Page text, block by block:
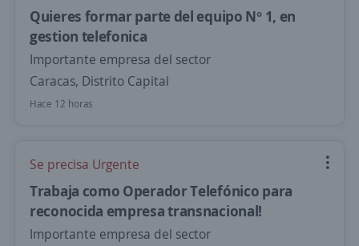
Quieres formar parte del equipo N° 1, en
gestion telefonica
Importante empresa del sector
Caracas, Distrito Capital
Hace 12 horas
Se precisa Urgente
Trabaja como Operador Telefónico para
reconocida empresa transnacional!
Importante empresa del sector